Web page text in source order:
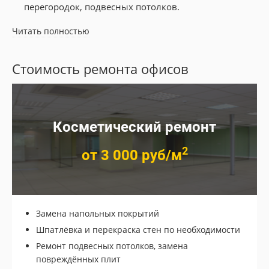
перегородок, подвесных потолков.
Читать полностью
Стоимость ремонта офисов
Косметический ремонт
от 3 000 руб/м2
Замена напольных покрытий
Шпатлёвка и перекраска стен по необходимости
Ремонт подвесных потолков, замена
повреждённых плит